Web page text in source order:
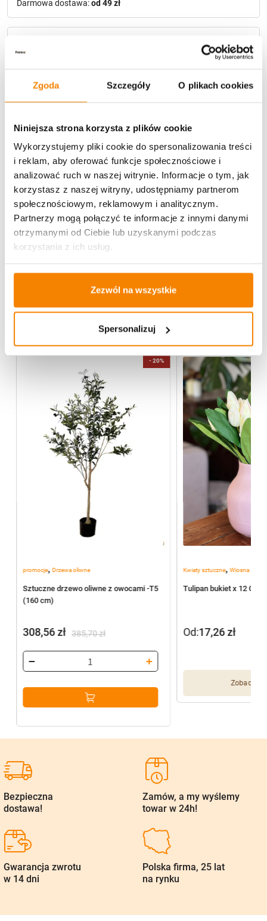
Zgoda Szczegóły O plikach cookies
Niniejsza strona korzysta z plików cookie
Wykorzystujemy pliki cookie do spersonalizowania treści
i reklam, aby oferować funkcje społecznościowe i
analizować ruch w naszej witrynie. Informacje o tym, jak
korzystasz z naszej witryny, udostępniamy partnerom
społecznościowym, reklamowym i analitycznym.
Partnerzy mogą połączyć te informacje z innymi danymi
otrzymanymi od Ciebie lub uzyskanymi podczas
korzystania z ich usług.
Zezwól na wszystkie
Spersonalizuj
Potrzebujesz większą ilość? Zapraszamy do naszej
hurtowniiPrzejdź do hurtowni B2B
Darmowa dostawa:od 49 zł
Opis produktu
Specyfikacja
Opinie klientów
promocje, Drzewa oliwne
Sztuczne drzewo oliwne z owocami -T5
(160 cm)
-20%
385,70zł
cena
wynosiła:
385,70 zł.
308,56zł
cena
wynosi:
308,56 zł.
Kwiaty sztuczne,Wiosna
Tulipan bukiet x 12
Zobacz
Od:17,26zł
Bezpieczna
dostawa!
Zamów, a my wyślemy
towar w 24h!
Gwarancja zwrotu
w 14 dni
Polska firma, 25 lat
na rynku